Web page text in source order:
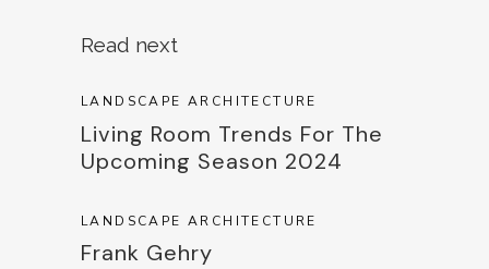
Read next
LANDSCAPE ARCHITECTURE
Living Room Trends For The
Upcoming Season 2024
LANDSCAPE ARCHITECTURE
Frank Gehry